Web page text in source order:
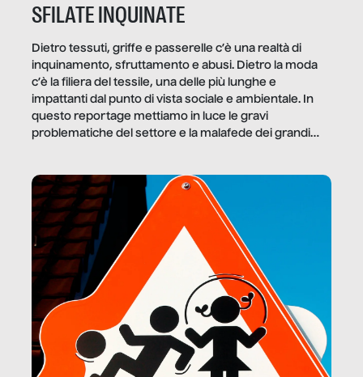
SFILATE INQUINATE
Dietro tessuti, griffe e passerelle c’è una realtà di
inquinamento, sfruttamento e abusi. Dietro la moda
c’è la filiera del tessile, una delle più lunghe e
impattanti dal punto di vista sociale e ambientale. In
questo reportage mettiamo in luce le gravi
problematiche del settore e la malafede dei grandi